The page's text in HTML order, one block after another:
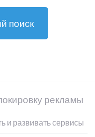
поиск
рекламы